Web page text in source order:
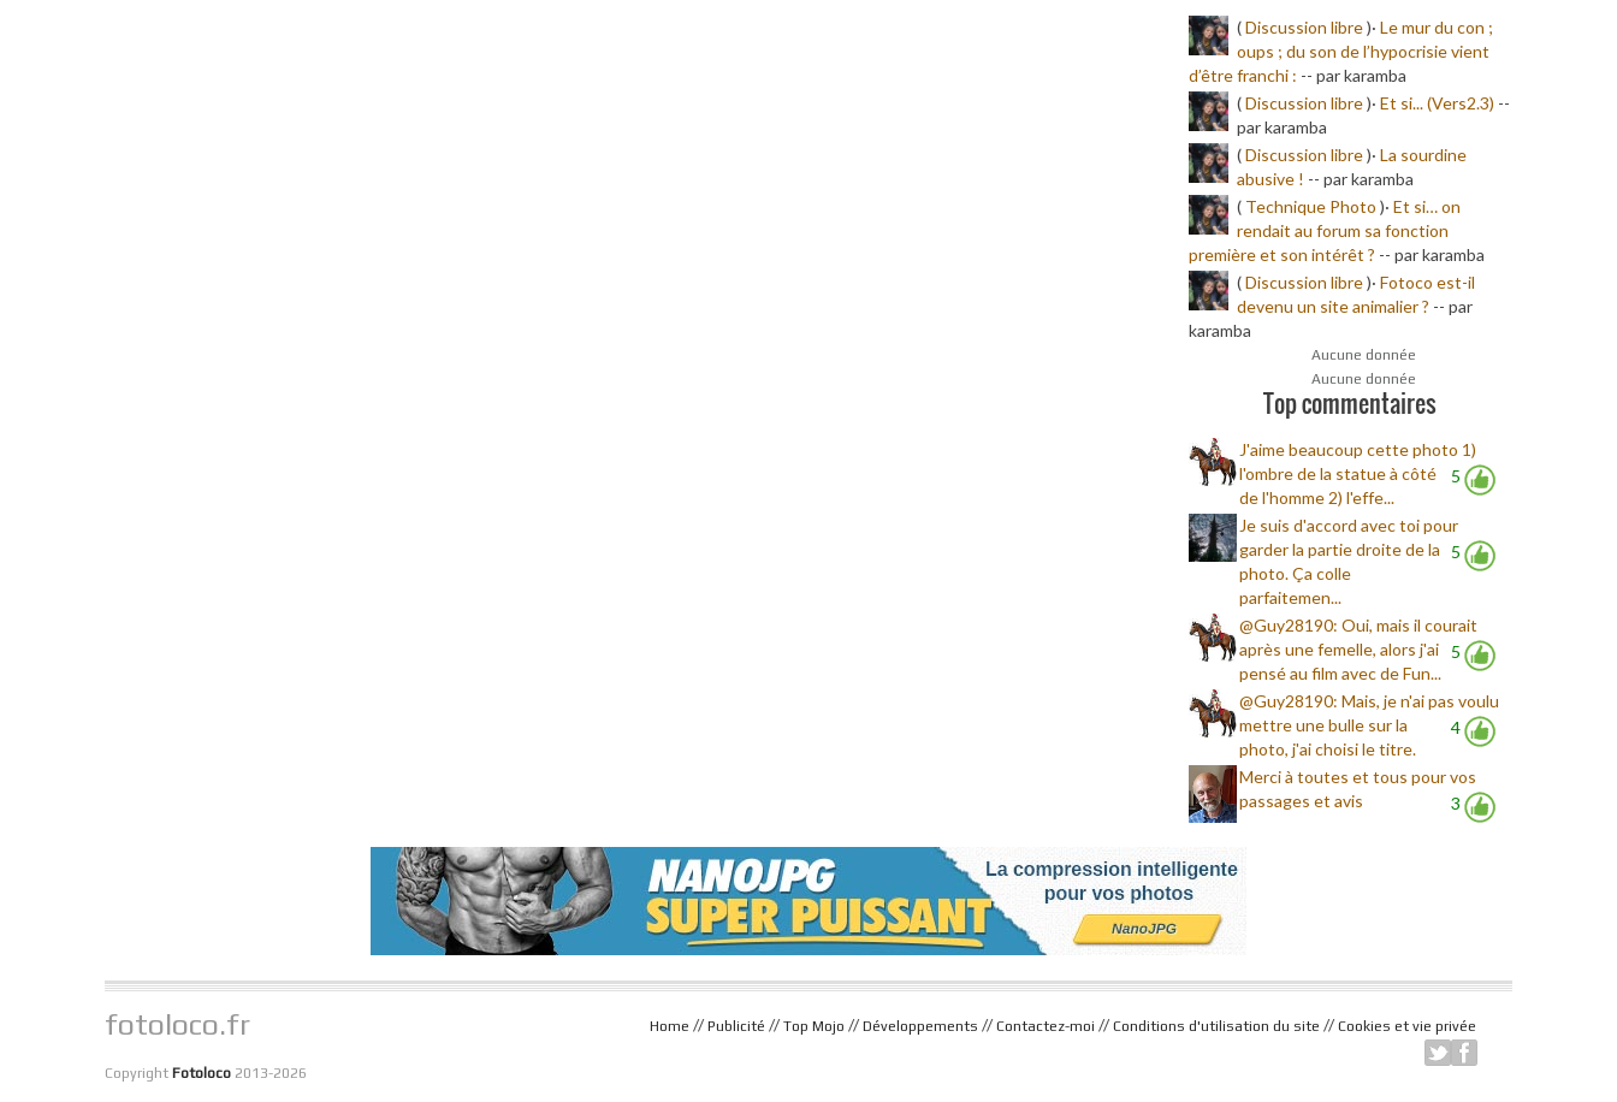
(Discussion libre)·Le mur du con ;
oups ; du son de l’hypocrisie vient
d’être franchi : -- par karamba
(Discussion libre)·Et si... (Vers2.3) --
par karamba
(Discussion libre)·La sourdine
abusive ! -- par karamba
( Technique Photo )·Et si… on
rendait au forum sa fonction
première et son intérêt ? -- par karamba
(Discussion libre)·Fotoco est-il
devenu un site animalier ? -- par
karamba
Aucune donnée
Aucune donnée
Top commentaires
5
J'aime beaucoup cette photo 1)
l'ombre de la statue à côté
de l'homme 2) l'effe...
5
Je suis d'accord avec toi pour
garder la partie droite de la
photo. Ça colle
parfaitemen...
5
@Guy28190: Oui, mais il courait
après une femelle, alors j'ai
pensé au film avec de Fun...
4
@Guy28190: Mais, je n'ai pas voulu
mettre une bulle sur la
photo, j'ai choisi le titre.
3
Merci à toutes et tous pour vos
passages et avis
fotoloco.fr
Copyright Fotoloco2013-2026
Home // Publicité // Top Mojo // Développements // Contactez-moi // Conditions d'utilisation du site // Cookies et vie privée